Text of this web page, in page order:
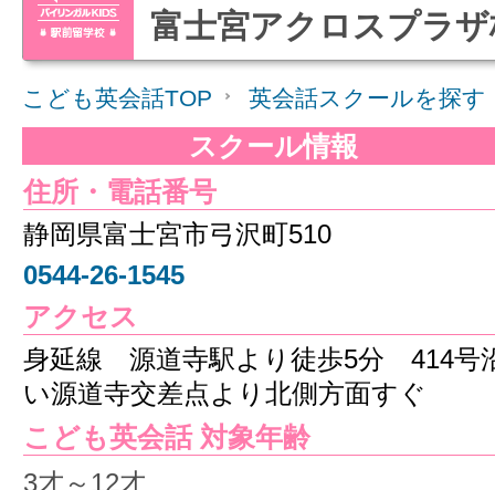
富士宮アクロスプラ
こども英会話TOP 英会話スクールを探す
スクール情報
住所・電話番号
静岡県富士宮市弓沢町510
0544-26-1545
アクセス
身延線 源道寺駅より徒歩5分 414号
い源道寺交差点より北側方面すぐ
こども英会話 対象年齢
3才～12才